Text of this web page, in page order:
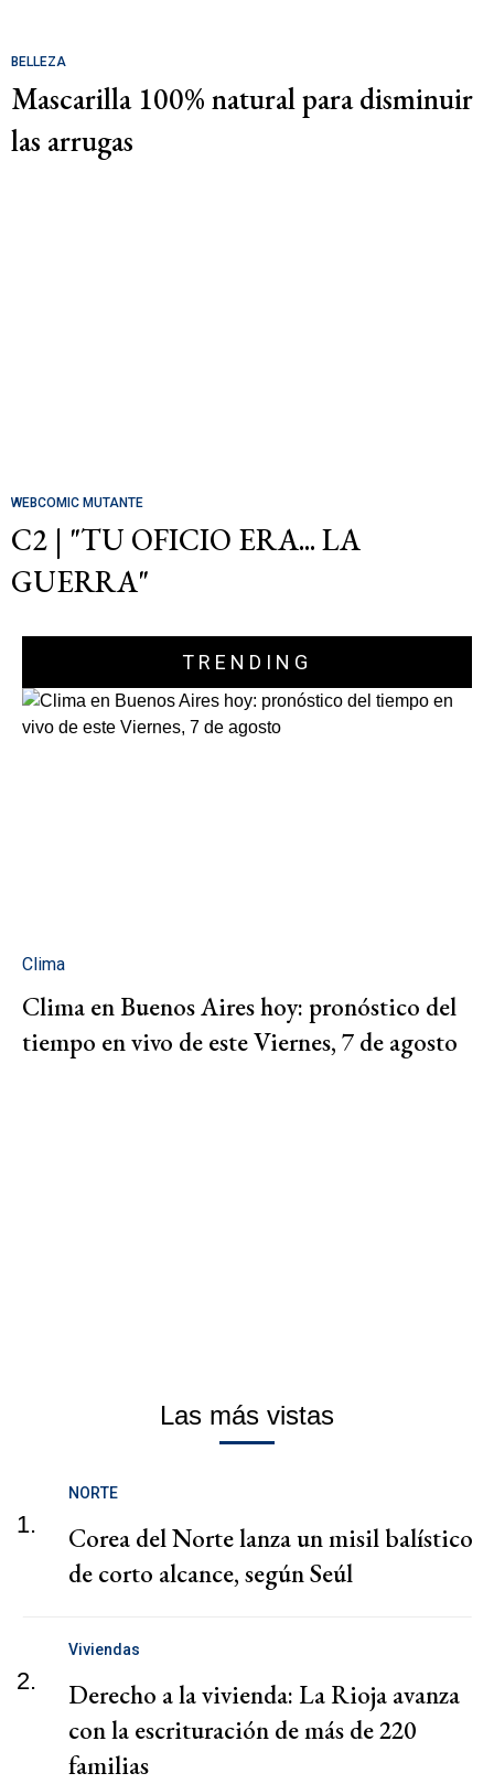
BELLEZA
Mascarilla 100% natural para disminuir
las arrugas
WEBCOMIC MUTANTE
C2 | "TU OFICIO ERA... LA
GUERRA"
TRENDING
Clima
Clima en Buenos Aires hoy: pronóstico del
tiempo en vivo de este Viernes, 7 de agosto
Las más vistas
1.
NORTE
Corea del Norte lanza un misil balístico
de corto alcance, según Seúl
2.
Viviendas
Derecho a la vivienda: La Rioja avanza
con la escrituración de más de 220
familias